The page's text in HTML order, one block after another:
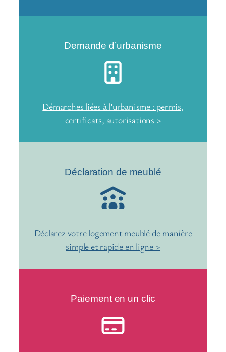
Demande d’urbanisme
Démarches liées à l’urbanisme : permis,
certificats, autorisations >
Déclaration de meublé
Déclarez votre logement meublé de manière
simple et rapide en ligne >
Paiement en un clic